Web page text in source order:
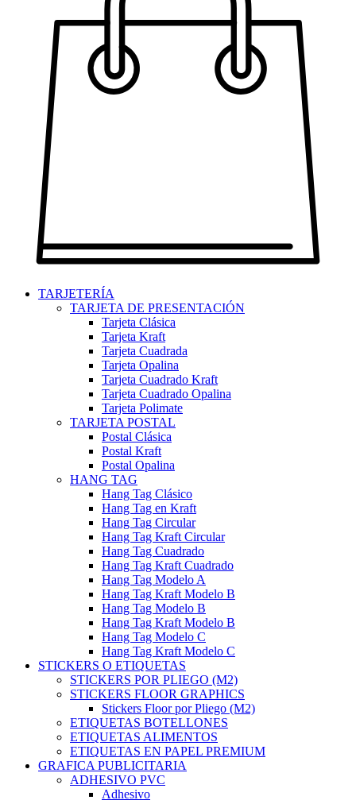
TARJETERÍA
TARJETA DE PRESENTACIÓN
Tarjeta Clásica
Tarjeta Kraft
Tarjeta Cuadrada
Tarjeta Opalina
Tarjeta Cuadrado Kraft
Tarjeta Cuadrado Opalina
Tarjeta Polimate
TARJETA POSTAL
Postal Clásica
Postal Kraft
Postal Opalina
HANG TAG
Hang Tag Clásico
Hang Tag en Kraft
Hang Tag Circular
Hang Tag Kraft Circular
Hang Tag Cuadrado
Hang Tag Kraft Cuadrado
Hang Tag Modelo A
Hang Tag Kraft Modelo B
Hang Tag Modelo B
Hang Tag Kraft Modelo B
Hang Tag Modelo C
Hang Tag Kraft Modelo C
STICKERS O ETIQUETAS
STICKERS POR PLIEGO (M2)
STICKERS FLOOR GRAPHICS
Stickers Floor por Pliego (M2)
ETIQUETAS BOTELLONES
ETIQUETAS ALIMENTOS
ETIQUETAS EN PAPEL PREMIUM
GRAFICA PUBLICITARIA
ADHESIVO PVC
Adhesivo